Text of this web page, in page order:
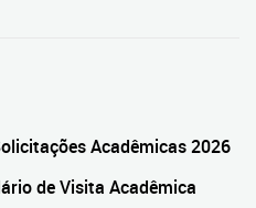
Acadêmicas 2026
de Visita Acadêmica